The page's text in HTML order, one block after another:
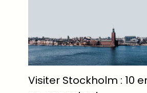
Visiter Stockholm : 10